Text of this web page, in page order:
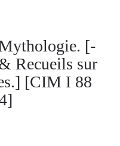
[-
Recueils sur
[CIM I 88